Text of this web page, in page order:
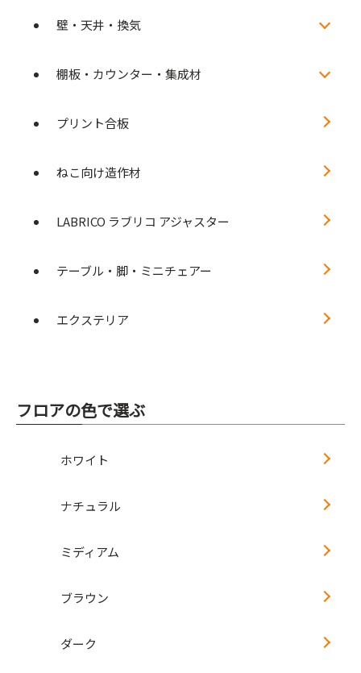
壁・天井・換気
棚板・カウンター・集成材
プリント合板
ねこ向け造作材
LABRICO ラブリコ アジャスター
テーブル・脚・ミニチェアー
エクステリア
フロアの色で選ぶ
ホワイト
ナチュラル
ミディアム
ブラウン
ダーク